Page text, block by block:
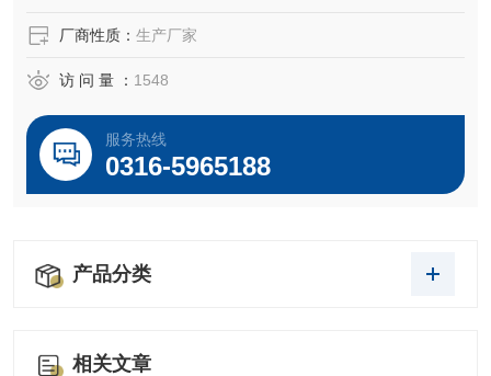
厂商性质： 生产厂家
访 问 量 ： 1548
服务热线
0316-5965188
产品分类
相关文章